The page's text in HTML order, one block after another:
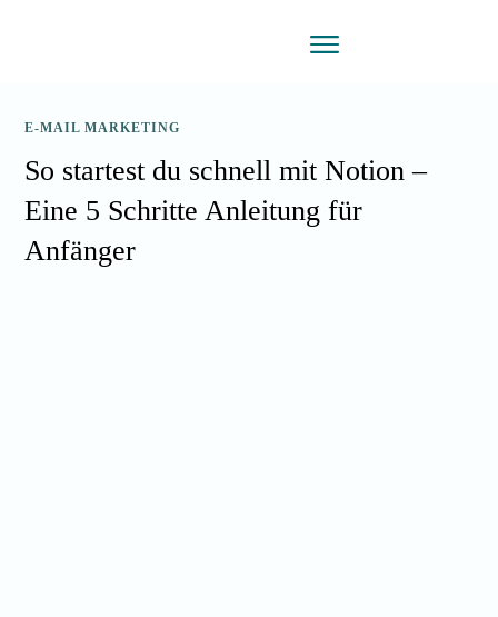
E-MAIL MARKETING
So startest du schnell mit Notion –
Eine 5 Schritte Anleitung für
Anfänger